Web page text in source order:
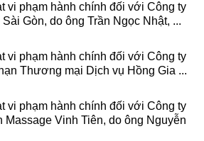
vi phạm hành chính đối với Công ty
Gòn, do ông Trần Ngọc Nhật, ...
vi phạm hành chính đối với Công ty
Thương mại Dịch vụ Hồng Gia ...
vi phạm hành chính đối với Công ty
Massage Vinh Tiên, do ông Nguyễn